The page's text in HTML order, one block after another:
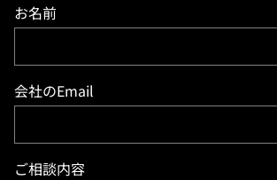
お名前
会社のEmail
ご相談内容